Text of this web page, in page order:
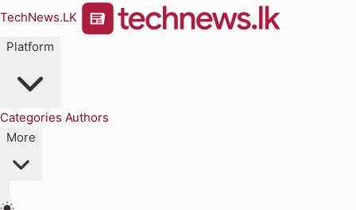
TechNews.LK
Platform
Categories Authors
More